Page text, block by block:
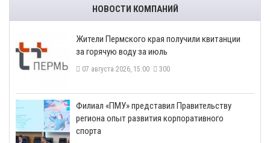
НОВОСТИ КОМПАНИЙ
​Жители Пермского края получили квитанции
за горячую воду за июль
07 августа 2026, 15:00 300
​Филиал «ПМУ» представил Правительству
региона опыт развития корпоративного
спорта